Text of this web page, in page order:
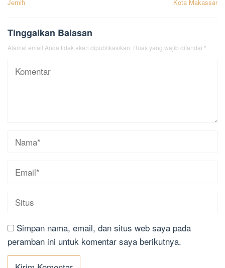
Jernih
Kota Makassar
Tinggalkan Balasan
Alamat email Anda tidak akan dipublikasikan. Ruas yang wajib ditandai *
Simpan nama, email, dan situs web saya pada
peramban ini untuk komentar saya berikutnya.